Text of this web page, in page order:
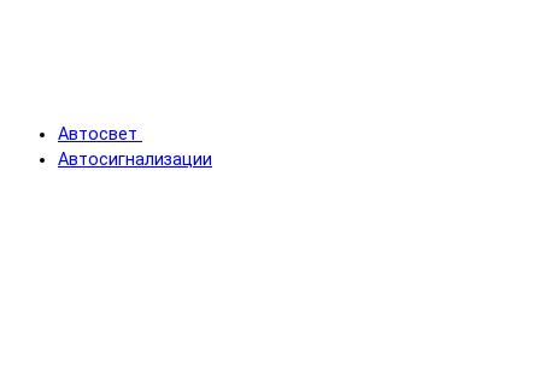
Автосвет
Автосигнализации